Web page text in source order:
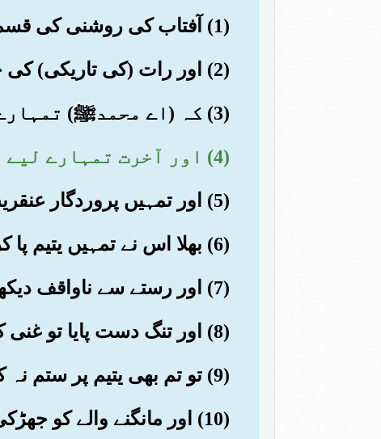
(1) آفتاب کی روشنی کی قسم
(2) اور رات (کی تاریکی) کی جب چھا جائے
(3) کہ (اے محمدﷺ) تمہارے پروردگار نے نہ تو تم کو چھوڑا اور نہ (تم سے) ناراض ہوا
(4) اور آخرت تمہارے لیے پہلی (حالت یعنی دنیا) سے کہیں بہتر ہے
(5) اور تمہیں پروردگار عنقریب وہ کچھ عطا فرمائے گا کہ تم خوش ہو جاؤ گے
(6) بھلا اس نے تمہیں یتیم پا کر جگہ نہیں دی؟ (بےشک دی)
(7) اور رستے سے ناواقف دیکھا تو رستہ دکھایا
(8) اور تنگ دست پایا تو غنی کر دیا
(9) تو تم بھی یتیم پر ستم نہ کرنا
(10) اور مانگنے والے کو جھڑکی نہ دینا